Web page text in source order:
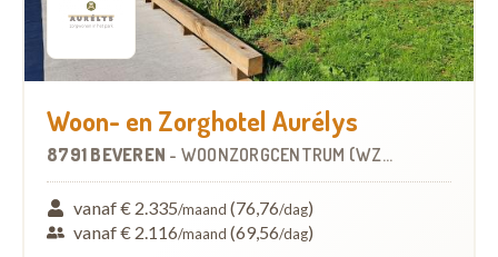
Woon- en Zorghotel Aurélys
8791 BEVEREN - WOONZORGCENTRUM (WZC)
vanaf € 2.335/maand (76,76/dag)
vanaf € 2.116/maand (69,56/dag)